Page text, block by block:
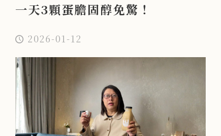
一天3顆蛋膽固醇免驚！
2026-01-12